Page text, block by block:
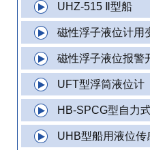
UHZ-515 Ⅱ型船
磁性浮子液位计用
磁性浮子液位报警
UFT型浮筒液位计
HB-SPCG型自力
UHB型船用液位传